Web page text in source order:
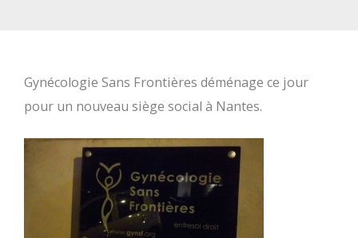
Gynécologie Sans Frontières déménage ce jour
pour un nouveau siège social à Nantes.